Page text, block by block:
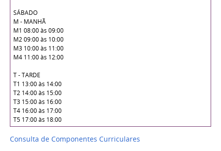
SÁBADO
M - MANHÃ
M1 08:00 às 09:00
M2 09:00 às 10:00
M3 10:00 às 11:00
M4 11:00 às 12:00
T - TARDE
T1 13:00 às 14:00
T2 14:00 às 15:00
T3 15:00 às 16:00
T4 16:00 às 17:00
T5 17:00 às 18:00
Consulta de Componentes Curriculares